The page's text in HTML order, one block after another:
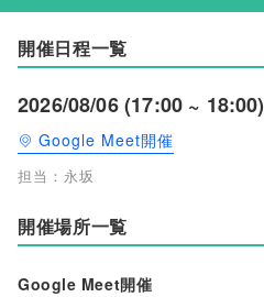
開催日程一覧
2026/08/06 (17:00 ~ 18:00)
Google Meet開催
担当：永坂
開催場所一覧
Google Meet開催